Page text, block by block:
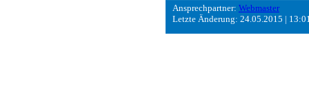
Ansprechpartner: Webmaster
Letzte Änderung: 24.05.2015 |